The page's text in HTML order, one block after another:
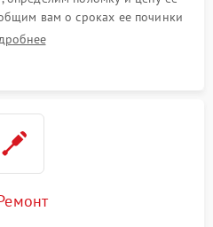
вам о сроках ее починки